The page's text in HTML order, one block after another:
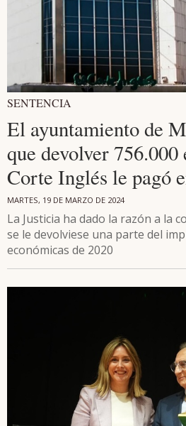
SENTENCIA
El ayuntamiento de
que devolver 756.000
Corte Inglés le pagó
MARTES, 19 DE MARZO DE 2024
La Justicia ha dado la razón a la
se le devolviese una parte del
económicas de 2020